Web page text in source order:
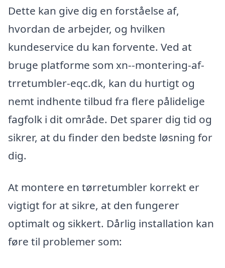
Dette kan give dig en forståelse af,
hvordan de arbejder, og hvilken
kundeservice du kan forvente. Ved at
bruge platforme som xn--montering-af-
trretumbler-eqc.dk, kan du hurtigt og
nemt indhente tilbud fra flere pålidelige
fagfolk i dit område. Det sparer dig tid og
sikrer, at du finder den bedste løsning for
dig.
At montere en tørretumbler korrekt er
vigtigt for at sikre, at den fungerer
optimalt og sikkert. Dårlig installation kan
føre til problemer som: